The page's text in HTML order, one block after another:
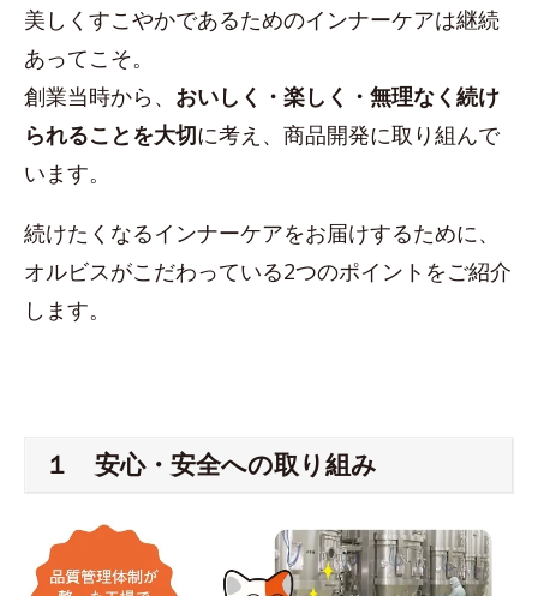
美しくすこやかであるためのインナーケアは継続
あってこそ。
創業当時から、 おいしく・楽しく・無理なく続け
られることを大切に考え、商品開発に取り組んで
います。
続けたくなるインナーケアをお届けするために、
オルビスがこだわっている2つのポイントをご紹介
します。
１ 安心・安全への取り組み